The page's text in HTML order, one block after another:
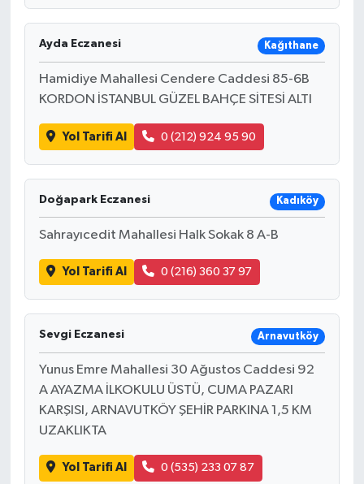
Ayda Eczanesi Kağıthane
Hamidiye Mahallesi Cendere Caddesi 85-6B
KORDON İSTANBUL GÜZEL BAHÇE SİTESİ ALTI
Yol Tarifi Al 0 (212) 924 95 90
Doğapark Eczanesi Kadıköy
Sahrayıcedit Mahallesi Halk Sokak 8 A-B
Yol Tarifi Al 0 (216) 360 37 97
Sevgi Eczanesi Arnavutköy
Yunus Emre Mahallesi 30 Ağustos Caddesi 92
A AYAZMA İLKOKULU ÜSTÜ, CUMA PAZARI
KARŞISI, ARNAVUTKÖY ŞEHİR PARKINA 1,5 KM
UZAKLIKTA
Yol Tarifi Al 0 (535) 233 07 87